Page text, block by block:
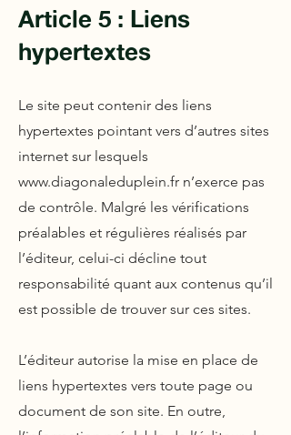
Article 5 : Liens
hypertextes
Le site peut contenir des liens
hypertextes pointant vers d’autres sites
internet sur lesquels
www.diagonaleduplein.fr n’exerce pas
de contrôle. Malgré les vérifications
préalables et régulières réalisés par
l’éditeur, celui-ci décline tout
responsabilité quant aux contenus qu’il
est possible de trouver sur ces sites.
L’éditeur autorise la mise en place de
liens hypertextes vers toute page ou
document de son site. En outre,